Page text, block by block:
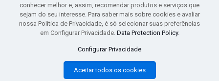
TELEFONE - (11) 8251-9266
conhecer melhor e, assim, recomendar produtos e serviços que
sejam do seu interesse. Para saber mais sobre cookies e avaliar
nossa Política de Privacidade, é só selecionar suas preferências
em Configurar Privacidade. Data Protection Policy.
Configurar Privacidade
Aceitar todos os cookies
1.23, user_data: { email_address: 'johnsmith@email.com', phone_number:
'1234567890', address: { first_name: 'john', last_name: 'smith', city:
'menlopark', region: 'ca', postal_code: '94025', country: 'usa', }, }, items: [{